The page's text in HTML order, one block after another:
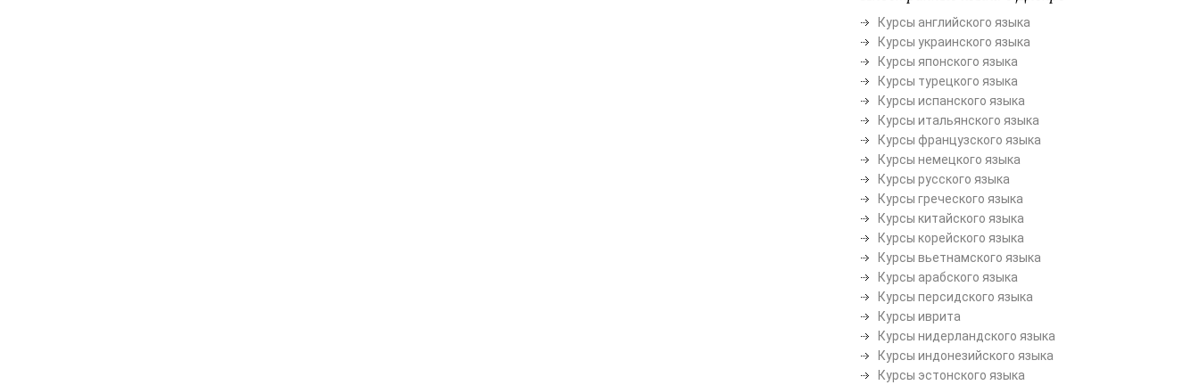
Курсы английского языка
Курсы украинского языка
Курсы японского языка
Курсы турецкого языка
Курсы испанского языка
Курсы итальянского языка
Курсы французского языка
Курсы немецкого языка
Курсы русского языка
Курсы греческого языка
Курсы китайского языка
Курсы корейского языка
Курсы вьетнамского языка
Курсы арабского языка
Курсы персидского языка
Курсы иврита
Курсы нидерландского языка
Курсы индонезийского языка
Курсы эстонского языка